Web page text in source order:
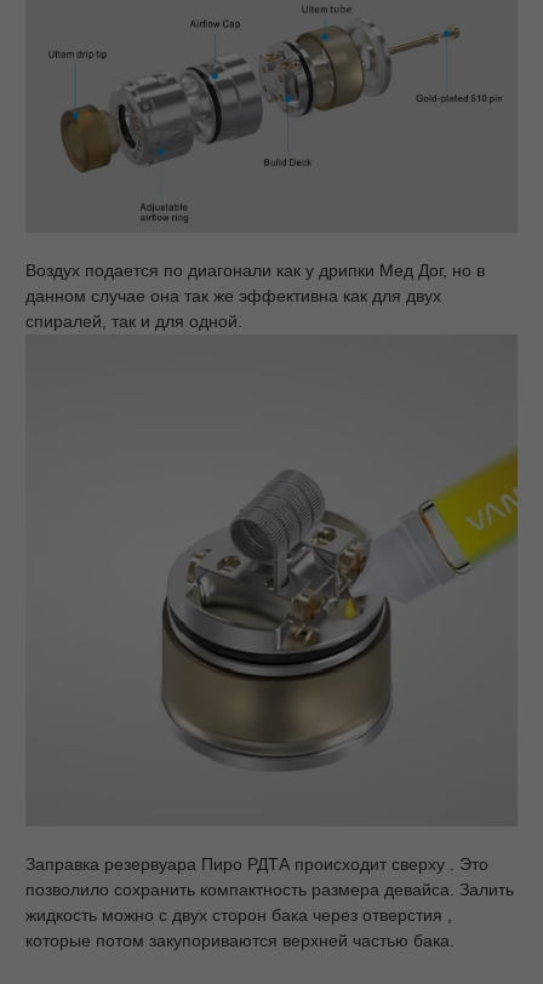
Воздух подается по диагонали как у дрипки Мед Дог, но в
данном случае она так же эффективна как для двух
спиралей, так и для одной.
Заправка резервуара Пиро РДТА происходит сверху . Это
позволило сохранить компактность размера девайса. Залить
жидкость можно с двух сторон бака через отверстия ,
которые потом закупориваются верхней частью бака.